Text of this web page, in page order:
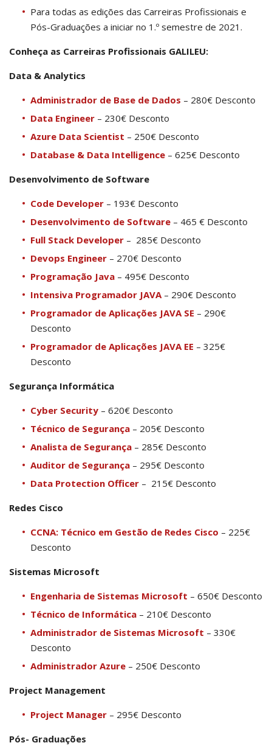
Para todas as edições das Carreiras Profissionais e
Pós-Graduações a iniciar no 1.º semestre de 2021.
Conheça as Carreiras Profissionais GALILEU:
Data & Analytics
Administrador de Base de Dados – 280€ Desconto
Data Engineer – 230€ Desconto
Azure Data Scientist – 250€ Desconto
Database & Data Intelligence – 625€ Desconto
Desenvolvimento de Software
Code Developer – 193€ Desconto
Desenvolvimento de Software – 465 € Desconto
Full Stack Developer – 285€ Desconto
Devops Engineer – 270€ Desconto
Programação Java – 495€ Desconto
Intensiva Programador JAVA– 290€ Desconto
Programador de Aplicações JAVA SE – 290€
Desconto
Programador de Aplicações JAVA EE – 325€
Desconto
Segurança Informática
Cyber Security – 620€ Desconto
Técnico de Segurança – 205€ Desconto
Analista de Segurança – 285€ Desconto
Auditor de Segurança – 295€ Desconto
Data Protection Officer – 215€ Desconto
Redes Cisco
CCNA: Técnico em Gestão de Redes Cisco – 225€
Desconto
Sistemas Microsoft
Engenharia de Sistemas Microsoft – 650€ Desconto
Técnico de Informática – 210€ Desconto
Administrador de Sistemas Microsoft – 330€
Desconto
Administrador Azure – 250€ Desconto
Project Management
Project Manager – 295€ Desconto
Pós- Graduações